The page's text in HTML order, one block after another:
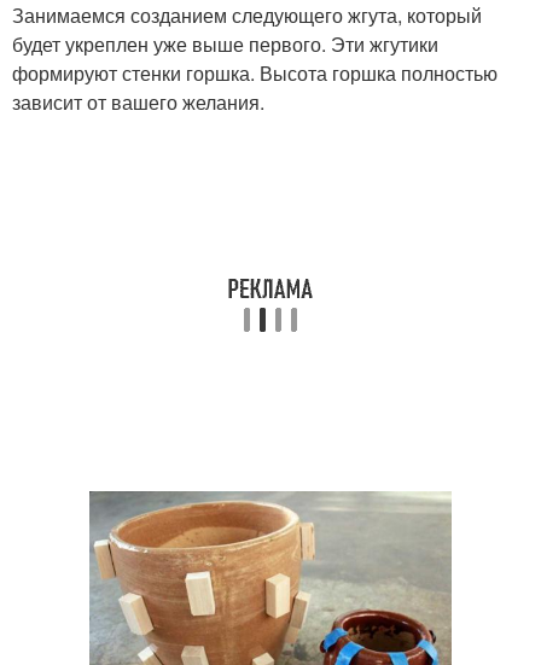
Занимаемся созданием следующего жгута, который
будет укреплен уже выше первого. Эти жгутики
формируют стенки горшка. Высота горшка полностью
зависит от вашего желания.